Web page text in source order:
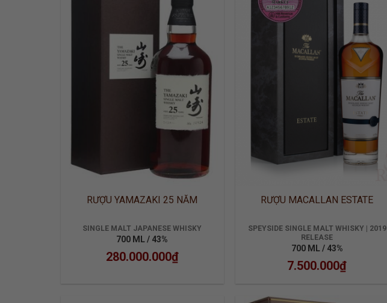
ADD TO
WISHLIST
RƯỢU YAMAZAKI 25 NĂM
SINGLE MALT JAPANESE WHISKY
700 ML / 43%
280.000.000₫
ADD TO
WISHLIST
RƯỢU MACALLAN ESTATE
SPEYSIDE SINGLE MALT WHISKY | 2019
RELEASE
700 ML / 43%
7.500.000₫